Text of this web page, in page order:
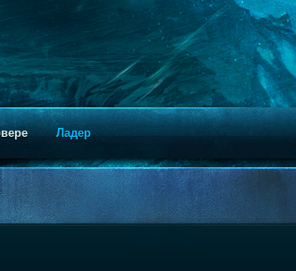
Ладер